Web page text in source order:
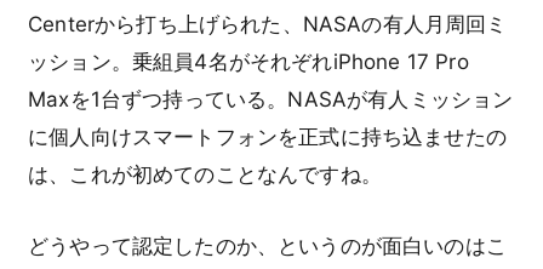
Centerから打ち上げられた、NASAの有人月周回ミ
ッション。乗組員4名がそれぞれiPhone 17 Pro
Maxを1台ずつ持っている。NASAが有人ミッション
に個人向けスマートフォンを正式に持ち込ませたの
は、これが初めてのことなんですね。
どうやって認定したのか、というのが面白いのはこ